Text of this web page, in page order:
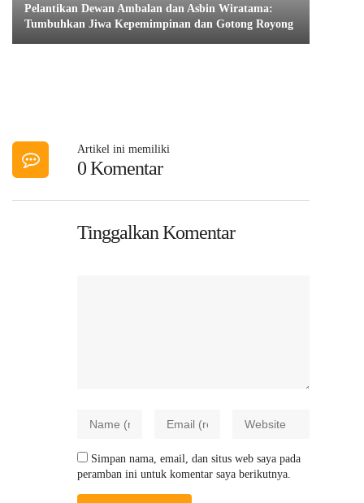
Pelantikan Dewan Ambalan dan Asbin Wiratama:
Tumbuhkan Jiwa Kepemimpinan dan Gotong Royong
Artikel ini memiliki
0 Komentar
Tinggalkan Komentar
Simpan nama, email, dan situs web saya pada
peramban ini untuk komentar saya berikutnya.